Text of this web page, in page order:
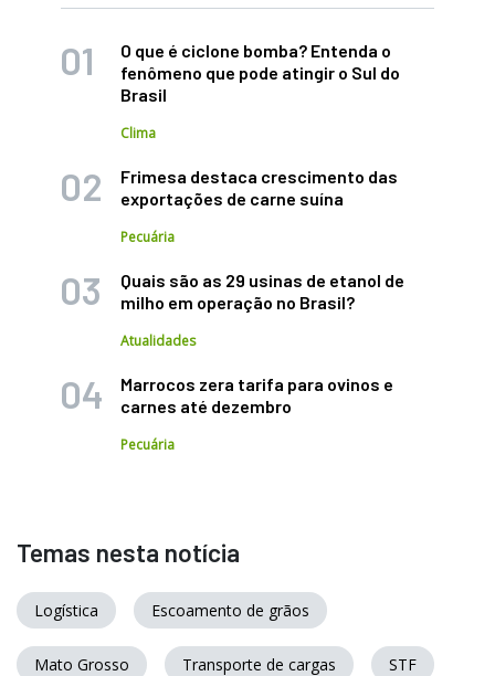
O que é ciclone bomba? Entenda o
fenômeno que pode atingir o Sul do
Brasil
Clima
Frimesa destaca crescimento das
exportações de carne suína
Pecuária
Quais são as 29 usinas de etanol de
milho em operação no Brasil?
Atualidades
Marrocos zera tarifa para ovinos e
carnes até dezembro
Pecuária
Temas nesta notícia
Logística Escoamento de grãos
Mato Grosso Transporte de cargas STF